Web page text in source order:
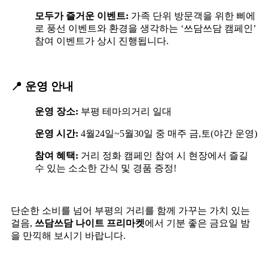
모두가 즐거운 이벤트: 가족 단위 방문객을 위한 삐에
로 풍선 이벤트와 환경을 생각하는 ‘쓰담쓰담 캠페인’
참여 이벤트가 상시 진행됩니다.
📍 운영 안내
운영 장소: 부평 테마의거리 일대
운영 시간: 4월24일~5월30일 중 매주 금,토(야간 운영)
참여 혜택: 거리 정화 캠페인 참여 시 현장에서 즐길
수 있는 소소한 간식 및 경품 증정!
단순한 소비를 넘어 부평의 거리를 함께 가꾸는 가치 있는
걸음, 쓰담쓰담 나이트 프리마켓에서 기분 좋은 금요일 밤
을 만끽해 보시기 바랍니다.